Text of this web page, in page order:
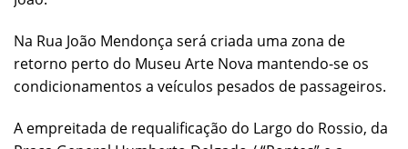
Na Rua João Mendonça será criada uma zona de
retorno perto do Museu Arte Nova mantendo-se os
condicionamentos a veículos pesados de passageiros.
A empreitada de requalificação do Largo do Rossio, da